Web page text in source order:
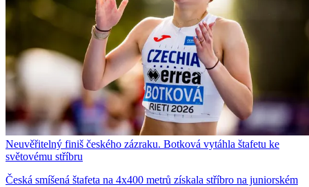
Neuvěřitelný finiš českého zázraku. Botková vytáhla štafetu ke
světovému stříbru
Česká smíšená štafeta na 4x400 metrů získala stříbro na juniorském